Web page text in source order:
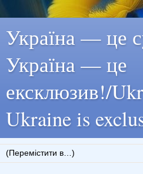
Україна — це
Україна — це
ексклюзив!/
Ukraine is